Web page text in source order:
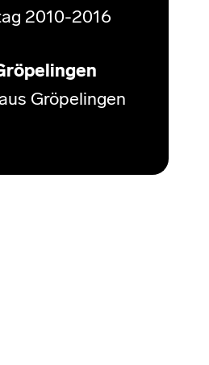
2010-2016
Gröpelingen